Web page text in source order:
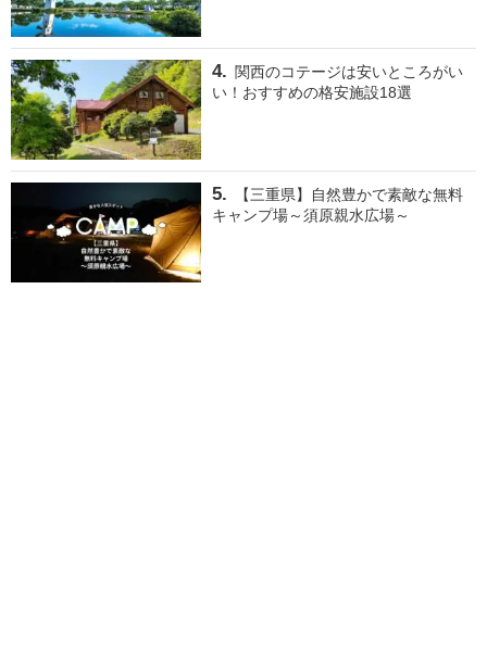
関西のコテージは安いところがい
い！おすすめの格安施設18選
【三重県】自然豊かで素敵な無料
キャンプ場～須原親水広場～